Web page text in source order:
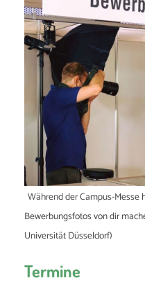
Während der Campus-Messe
Bewerbungsfotos von dir
Universität Düsseldorf)
Termine